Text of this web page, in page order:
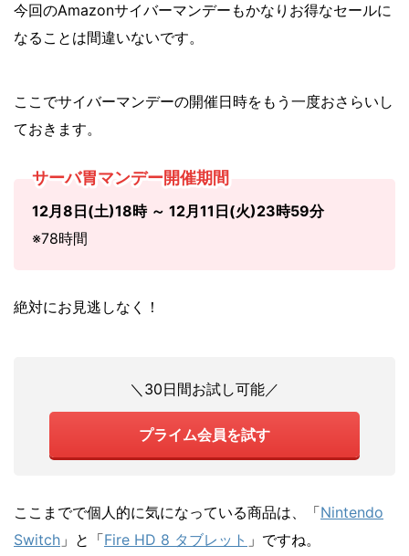
今回のAmazonサイバーマンデーもかなりお得なセールに
なることは間違いないです。
ここでサイバーマンデーの開催日時をもう一度おさらいし
ておきます。
サーバ胃マンデー開催期間
12月8日(土)18時 ～ 12月11日(火)23時59分
※78時間
絶対にお見逃しなく！
＼30日間お試し可能／
プライム会員を試す
ここまでで個人的に気になっている商品は、「Nintendo
Switch 」と「Fire HD 8 タブレット 」ですね。